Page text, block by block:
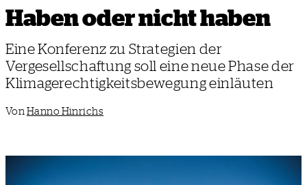
Haben oder nicht haben
Eine Konferenz zu Strategien der
Vergesellschaftung soll eine neue Phase der
Klimagerechtigkeitsbewegung einläuten
Von Hanno Hinrichs